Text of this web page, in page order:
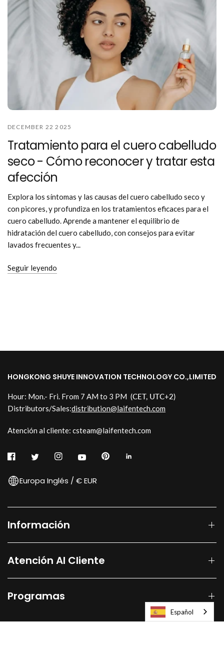
DECEMBER 22 2025
Tratamiento para el cuero cabelludo
seco - Cómo reconocer y tratar esta
afección
Explora los síntomas y las causas del cuero cabelludo seco y
con picores, y profundiza en los tratamientos eficaces para el
cuero cabelludo. Aprende a mantener el equilibrio de
hidratación del cuero cabelludo, con consejos para evitar
lavados frecuentes y...
Seguir leyendo
HONGKONG SHUYE INNOVATION TECHNOLOGY CO.,LIMITED
Hour: Mon.- Fri. From 7 AM to 3 PM (CET, UTC+2)
Distributors/Sales:distribution@laifentech.com
Atención al cliente: csteam@laifentech.com
Europa Inglés / € EUR
Información
Atención Al Cliente
Programas
Español